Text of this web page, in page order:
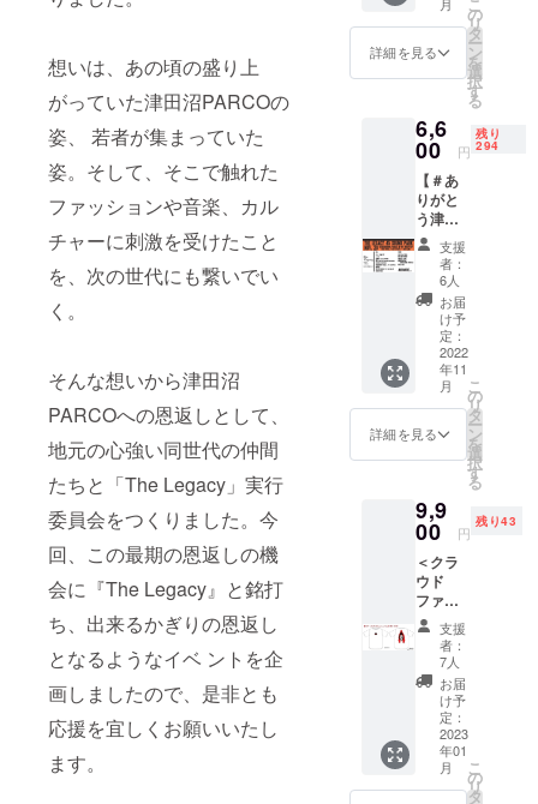
想いは、あの頃の盛り上
がっていた津田沼PARCOの
姿、 若者が集まっていた
姿。そして、そこで触れた
ファッションや音楽、カル
チャーに刺激を受けたこと
を、次の世代にも繋いでい
く。
そんな想いから津田沼
PARCOへの恩返しとして、
地元の心強い同世代の仲間
たちと「The Legacy」実行
委員会をつくりました。今
回、この最期の恩返しの機
会に『The Legacy』と銘打
ち、出来るかぎりの恩返し
となるようなイベ ントを企
画しましたので、是非とも
応援を宜しくお願いいたし
ます。
DANIEL
464ug
・
Vo.麻ー
や Dj
HYO-
E・
WODDY
FUNK
・田中
雄士
[SOUN
D]
ARTIC
PRIDE
MOKUZ
with
sounds
ONE
STONE
・
MIGHT
Y
LOVE・
WILD
SIDE ※
注意事
項： ・
小学生
以下の
お子様2
名まで
同伴に
となり
ます。
※画像は
ンドメ
イド
フォト
欅・
椨・桜
全て千
葉県
産、ア
クリル
板
t2mm、
ステン
レスト
ンボ・
ネジ
（背板
押さえ
金具）
●サイ
ズ：約
W165m
m
D30mm
オリオ
２（オ
イル
フィ
ニッ
シュ用
ウレタ
ンオイ
ル調塗
料） ※
注意事
項： 天
の製造
法が、
日本で
はじめ
て習志
で伝え
られた
歴史的
事実と
レシピ
を元
に、
「習志
野ソー
セー
ジ」を
商品
化。
「羊腸
使用
（ウィ
ン
「豚腸
（フラ
ンクフ
ル
ト）」
を使用
し、無
化調で
肉肉し
いソー
セージ
です。
●商品内
容：習
志野
ソー
詳細を見る
の
リ
タ
ー
ン
を
選
択
す
る
6,6
00 円
残り
294
【＃あ
りがと
う津田
沼パル
コ The
Legacy
45
SOUND
PARK
ライブ
チケッ
ト＋
NEXUS
Ⅶ.×The
Legacy
バンダ
（限定
300個）
千葉を
代表す
るアー
ティス
ト、サ
ウンド
マンが
津田沼
パルコB
館６階
特設野
外ス
テージ
に集
支援
者：
6人
お届
け予
定：
2022
年11
月
詳細を見る
こ
の
リ
タ
ー
ン
を
選
択
す
る
9,9
00 円
残り43
＜クラ
ウド
ファン
ディン
グ限定
【NX7
×JAGU
AR red
ver.
Tee】
（限定
50枚）
支援
者：
7人
お届
け予
定：
2023
年01
月
こ
の
リ
タ